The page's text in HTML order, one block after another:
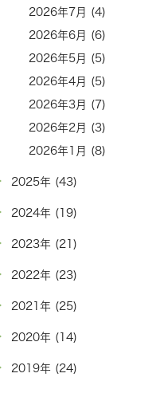
2026年7月 (4)
2026年6月 (6)
2026年5月 (5)
2026年4月 (5)
2026年3月 (7)
2026年2月 (3)
2026年1月 (8)
2025年 (43)
2024年 (19)
2023年 (21)
2022年 (23)
2021年 (25)
2020年 (14)
2019年 (24)